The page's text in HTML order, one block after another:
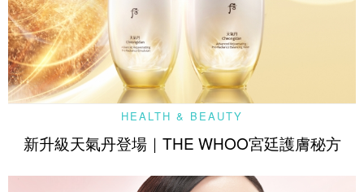
HEALTH & BEAUTY
新升級天氣丹登場｜THE WHOO宮廷護膚秘方